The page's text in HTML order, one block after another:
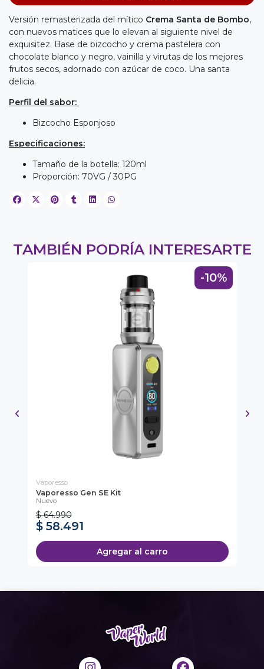
Versión remasterizada del mítico Crema Santa de Bombo,
con nuevos matices que lo elevan al siguiente nivel de
exquisitez. Base de bizcocho y crema pastelera con
chocolate blanco y negro, vainilla y virutas de los mejores
frutos secos, adornado con azúcar de coco. Una santa
delicia.
Perfil del sabor:
Bizcocho Esponjoso
Especificaciones:
Tamaño de la botella: 120ml
Proporción: 70VG / 30PG
TAMBIÉN PODRÍA INTERESARTE
-10%
Vaporesso
Vaporesso Gen SE Kit
Nuevo
$ 64.990
$ 58.491
Agregar al carro